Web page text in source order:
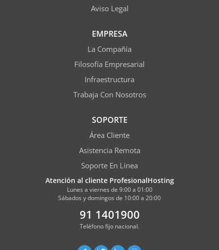
Aviso Legal
EMPRESA
La Compañía
Filosofía Empresarial
Infraestructura
Trabaja Con Nosotros
SOPORTE
Área Cliente
Asistencia Remota
Soporte En Línea
Atención al cliente ProfesionalHosting
Lunes a viernes de 9:00 a 01:00
Sábados y domingos de 10:00 a 20:00
91 1401900
Teléfono fijo nacional.